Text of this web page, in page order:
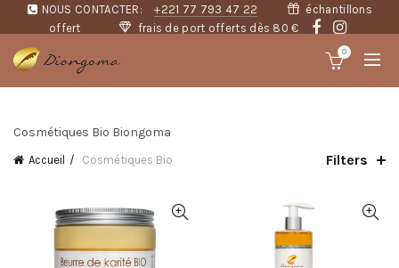
NOUS CONTACTER: +221 77 793 47 22
échantillons
offert
frais de port offerts dès 80 €
0
Cosmétiques Bio Biongoma
Accueil Cosmétiques Bio Filters